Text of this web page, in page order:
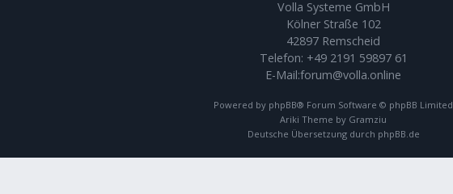
Volla Systeme GmbH
Kölner Straße 102
42897 Remscheid
Telefon: +49 2191 59897 61
E-Mail:forum@volla.online
Powered by phpBB® Forum Software © phpBB Limited
Ariki Theme by Gramziu
Deutsche Übersetzung durch phpBB.de